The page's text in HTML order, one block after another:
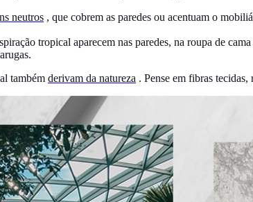
neutros , que cobrem as paredes ou acentuam o
tropical aparecem nas paredes, na roupa de
também derivam da natureza . Pense em fibras